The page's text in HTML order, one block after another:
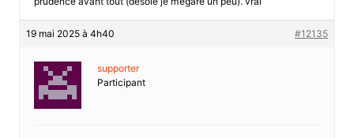
19 mai 2025 à 4h40 #12135
supporter
Participant